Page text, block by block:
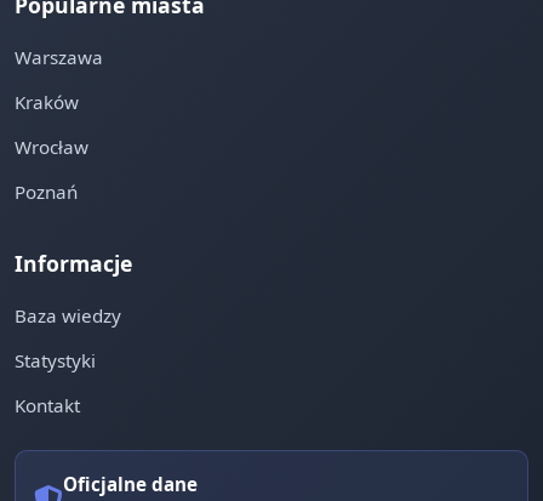
Warszawa
Kraków
Wrocław
Poznań
Informacje
Baza wiedzy
Statystyki
Kontakt
Oficjalne dane